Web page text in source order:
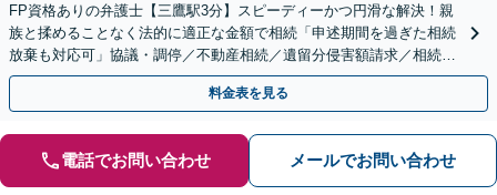
FP資格ありの弁護士【三鷹駅3分】スピーディーかつ円滑な解決！親
族と揉めることなく法的に適正な金額で相続「申述期間を過ぎた相続
放棄も対応可」協議・調停／不動産相続／遺留分侵害額請求／相続放
棄／遺言書作成【明確な報酬体系】【平日夜間OK】
料金表を見る
電話でお問い合わせ メールでお問い合わせ